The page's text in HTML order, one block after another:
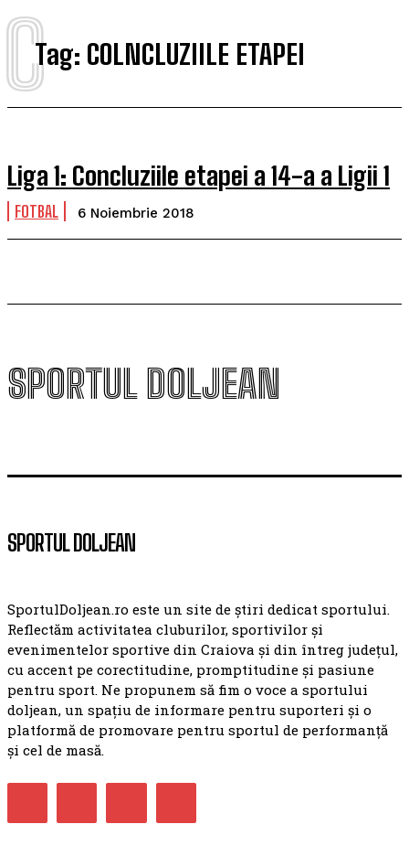
Tag: COLNCLUZIILE ETAPEI
C
Liga 1: Concluziile etapei a 14-a a Ligii 1
FOTBAL 6 Noiembrie 2018
SPORTUL DOLJEAN
SPORTUL DOLJEAN
SportulDoljean.ro este un site de știri dedicat sportului.
Reflectăm activitatea cluburilor, sportivilor și
evenimentelor sportive din Craiova și din întreg județul,
cu accent pe corectitudine, promptitudine și pasiune
pentru sport. Ne propunem să fim o voce a sportului
doljean, un spațiu de informare pentru suporteri și o
platformă de promovare pentru sportul de performanță
și cel de masă.